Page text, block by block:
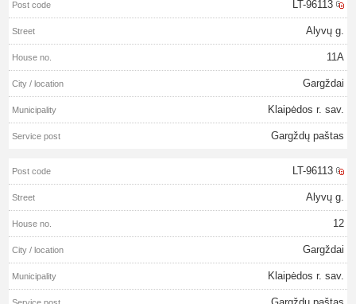
LT-96113
Alyvų g.
11A
Gargždai
Klaipėdos r. sav.
Gargždų paštas
LT-96113
Alyvų g.
12
Gargždai
Klaipėdos r. sav.